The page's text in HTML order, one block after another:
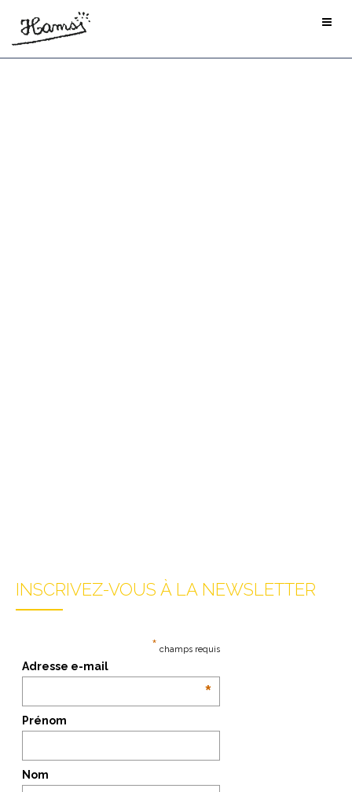
INSCRIVEZ-VOUS À LA NEWSLETTER
* champs requis
Adresse e-mail
*
Prénom
Nom